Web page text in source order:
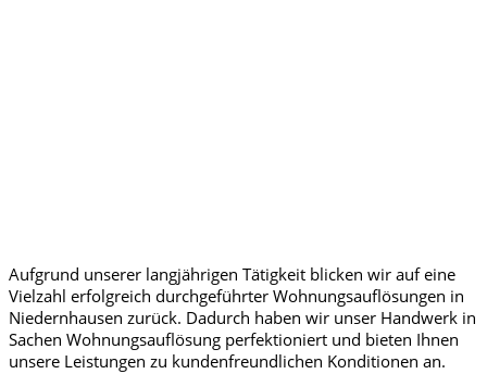
Aufgrund unserer langjährigen Tätigkeit blicken wir auf eine
Vielzahl erfolgreich durchgeführter Wohnungsauflösungen in
Niedernhausen zurück. Dadurch haben wir unser Handwerk in
Sachen Wohnungsauflösung perfektioniert und bieten Ihnen
unsere Leistungen zu kundenfreundlichen Konditionen an.